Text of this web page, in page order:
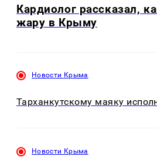
Кардиолог рассказал,
жару в Крыму
Новости Крыма
Тарханкутскому маяку
Новости Крыма